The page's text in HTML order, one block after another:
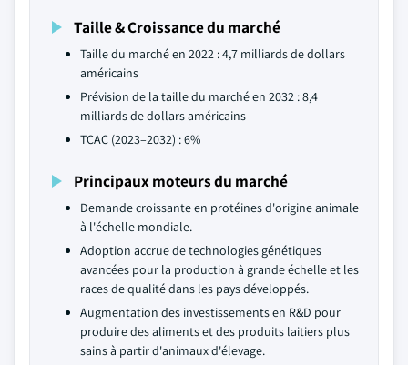
Taille & Croissance du marché
Taille du marché en 2022 : 4,7 milliards de dollars
américains
Prévision de la taille du marché en 2032 : 8,4
milliards de dollars américains
TCAC (2023–2032) : 6%
Principaux moteurs du marché
Demande croissante en protéines d'origine animale
à l'échelle mondiale.
Adoption accrue de technologies génétiques
avancées pour la production à grande échelle et les
races de qualité dans les pays développés.
Augmentation des investissements en R&D pour
produire des aliments et des produits laitiers plus
sains à partir d'animaux d'élevage.